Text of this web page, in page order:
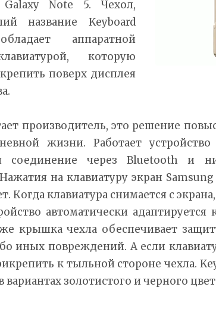
Galaxy Note 5. Чехол,
название Keyboard
аппаратной
клавиатурой, которую
поверх дисплея
производитель, это решение
жизни. Работает
соединение через Bluetooth и
на клавиатуру экран
Когда клавиатура снимается с
автоматически адаптируется
крышка чехла обеспечивает
иных повреждений. А если
к тыльной стороне чехла.
вариантах золотистого и черного